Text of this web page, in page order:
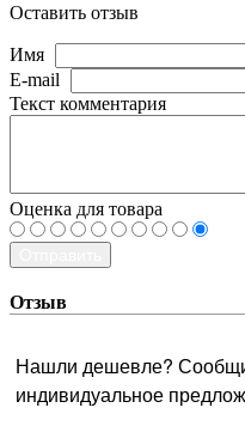
Оставить отзыв
Имя
E-mail
Текст комментария
Оценка для товара
Отзыв
Нашли дешевле?
индивидуальное